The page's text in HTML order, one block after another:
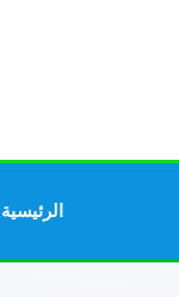
الرئيسية